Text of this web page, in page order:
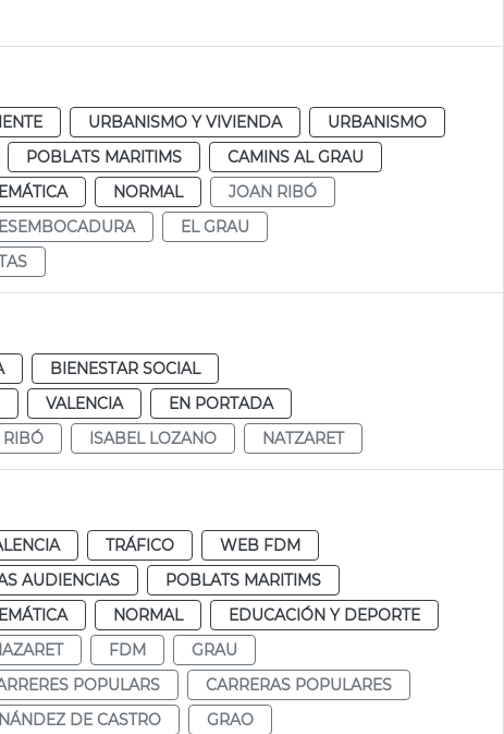
URBANISMO Y VIVIENDA
URBANISMO
POBLATS MARITIMS
CAMINS AL GRAU
NORMAL
JOAN RIBÓ
EL GRAU
BIENESTAR SOCIAL
VALENCIA
EN PORTADA
ISABEL LOZANO NATZARET
TRÁFICO
WEB FDM
AUDIENCIAS
POBLATS MARITIMS
NORMAL
EDUCACIÓN Y DEPORTE
FDM
GRAU
POPULARS
CARRERAS POPULARES
DE CASTRO GRAO